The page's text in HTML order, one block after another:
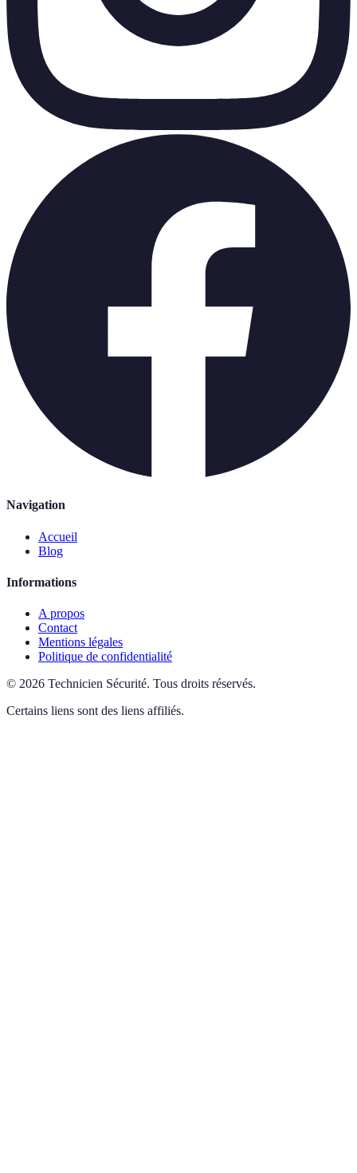
Navigation
Accueil
Blog
Informations
A propos
Contact
Mentions légales
Politique de confidentialité
© 2026 Technicien Sécurité. Tous droits réservés.
Certains liens sont des liens affiliés.